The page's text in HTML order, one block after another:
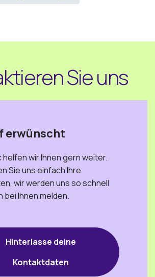
Sie uns
erwünscht
helfen wir Ihnen gern weiter.
Sie uns einfach Ihre
wir werden uns so schnell
bei Ihnen melden.
Hinterlasse deine
Kontaktdaten